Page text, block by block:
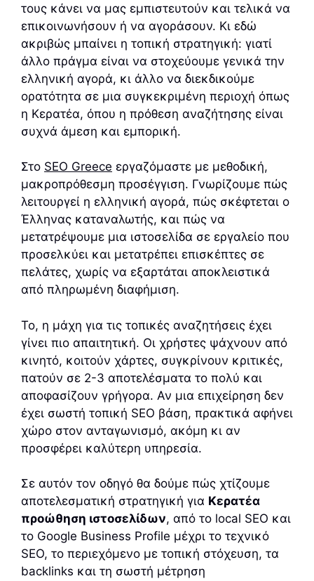
τους κάνει να μας εμπιστευτούν και τελικά να
επικοινωνήσουν ή να αγοράσουν. Κι εδώ
ακριβώς μπαίνει η τοπική στρατηγική: γιατί
άλλο πράγμα είναι να στοχεύουμε γενικά την
ελληνική αγορά, κι άλλο να διεκδικούμε
ορατότητα σε μια συγκεκριμένη περιοχή όπως
η Κερατέα, όπου η πρόθεση αναζήτησης είναι
συχνά άμεση και εμπορική.
Στο SEO Greece εργαζόμαστε με μεθοδική,
μακροπρόθεσμη προσέγγιση. Γνωρίζουμε πώς
λειτουργεί η ελληνική αγορά, πώς σκέφτεται ο
Έλληνας καταναλωτής, και πώς να
μετατρέψουμε μια ιστοσελίδα σε εργαλείο που
προσελκύει και μετατρέπει επισκέπτες σε
πελάτες, χωρίς να εξαρτάται αποκλειστικά
από πληρωμένη διαφήμιση.
Το, η μάχη για τις τοπικές αναζητήσεις έχει
γίνει πιο απαιτητική. Οι χρήστες ψάχνουν από
κινητό, κοιτούν χάρτες, συγκρίνουν κριτικές,
πατούν σε 2-3 αποτελέσματα το πολύ και
αποφασίζουν γρήγορα. Αν μια επιχείρηση δεν
έχει σωστή τοπική SEO βάση, πρακτικά αφήνει
χώρο στον ανταγωνισμό, ακόμη κι αν
προσφέρει καλύτερη υπηρεσία.
Σε αυτόν τον οδηγό θα δούμε πώς χτίζουμε
αποτελεσματική στρατηγική για Κερατέα
προώθηση ιστοσελίδων, από το local SEO και
το Google Business Profile μέχρι το τεχνικό
SEO, το περιεχόμενο με τοπική στόχευση, τα
backlinks και τη σωστή μέτρηση